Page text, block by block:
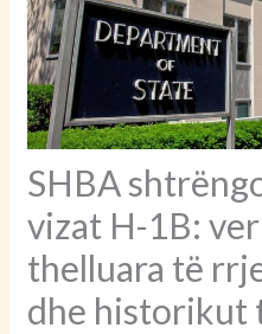
SHBA
vizat H-1B:
thelluara të
dhe historikut